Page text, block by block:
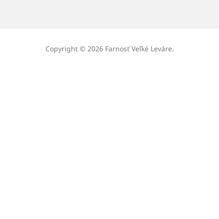
Copyright © 2026 Farnosť Veľké Leváre.